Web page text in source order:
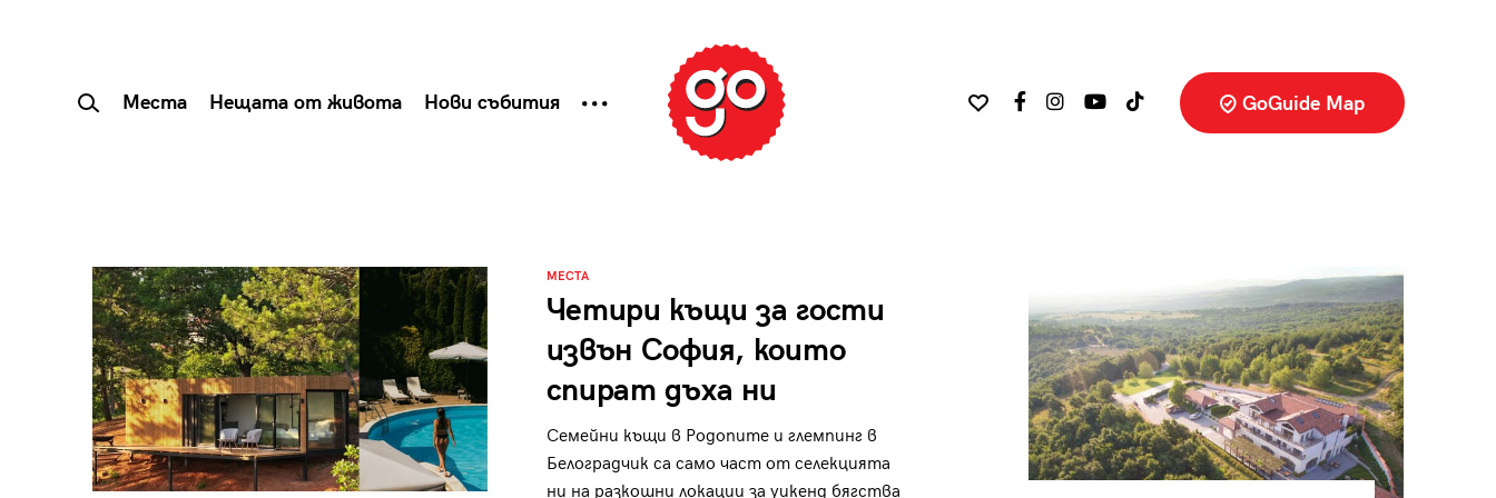
Места Нещата от живота Нови събития GoGuide Map
МЕСТА
Четири къщи за гости
извън София, които
спират дъха ни
Семейни къщи в Родопите и глемпинг в
Белоградчик са само част от селекцията
ни на разкошни локации за уикенд бягства